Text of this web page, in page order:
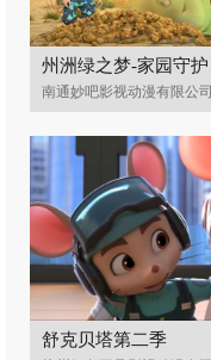
州洲绿之梦-家园守护
南通妙吧影视动漫有限公司
舒克贝塔第二季